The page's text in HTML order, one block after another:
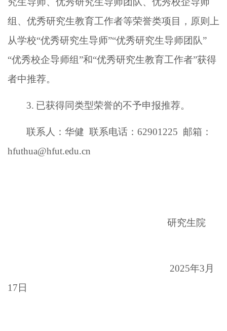
组、优秀研究生教育工作者等荣誉类项目，原则上
从学校“优秀研究生导师”“优秀研究生导师团队”
“优秀校企导师组”和“优秀研究生教育工作者”获得
者中推荐。
3. 已获得同类型荣誉的不予申报推荐。
联系人：华健 联系电话： 62901225 邮箱：
hfuthua@hfut.edu.cn
研究生院
2025年3月
17 日